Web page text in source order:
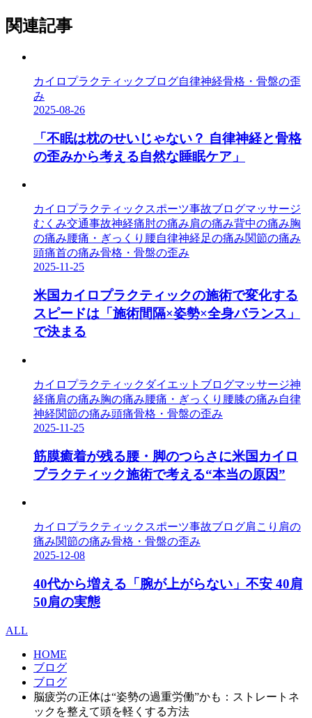
関連記事
カイロプラクティックブログ自律神経骨格・骨盤の歪
み
2025-08-26
「不眠は枕のせいじゃない？ 自律神経と骨格
の歪みから考える自然な睡眠ケア」
カイロプラクティックスポーツ事故ブログマッサージ
むくみ交通事故神経痛肘の痛み肩の痛み背中の痛み胸
の痛み腰痛・ぎっくり腰自律神経足の痛み関節の痛み
頭痛首の痛み骨格・骨盤の歪み
2025-11-25
米国カイロプラクティックの施術で変化する
スピードは「施術間隔×姿勢×全身バランス」
で決まる
カイロプラクティック ダイエット ブログマッサージ神
経痛肩の痛み胸の痛み腰痛・ぎっくり腰膝の痛み自律
神経関節の痛み頭痛骨格・骨盤の歪み
2025-11-25
筋膜癒着が残る腰・脚のつらさに米国カイロ
プラクティック施術で考える“本当の原因”
カイロプラクティック スポーツ事故ブログ肩こり 肩の
痛み関節の痛み骨格・骨盤の歪み
2025-12-08
40代から増える「腕が上がらない」不安 40肩
50肩の実態
ALL
HOME
ブログ
ブログ
脳疲労の正体は“姿勢の過重労働”かも：ストレートネ
ックを整えて頭を軽くする方法